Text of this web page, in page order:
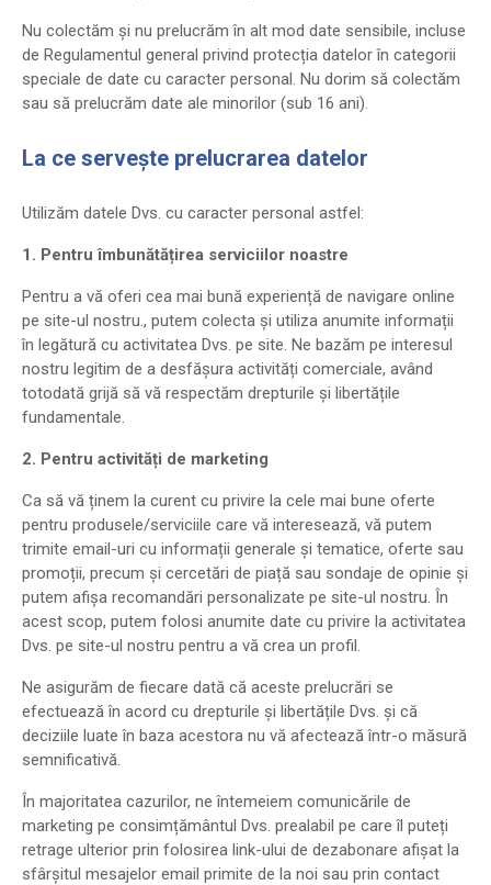
Nu colectăm și nu prelucrăm în alt mod date sensibile, incluse
de Regulamentul general privind protecția datelor în categorii
speciale de date cu caracter personal. Nu dorim să colectăm
sau să prelucrăm date ale minorilor (sub 16 ani).
La ce servește prelucrarea datelor
Utilizăm datele Dvs. cu caracter personal astfel:
1. Pentru îmbunătățirea serviciilor noastre
Pentru a vă oferi cea mai bună experiență de navigare online
pe site-ul nostru., putem colecta și utiliza anumite informații
în legătură cu activitatea Dvs. pe site. Ne bazăm pe interesul
nostru legitim de a desfășura activități comerciale, având
totodată grijă să vă respectăm drepturile și libertățile
fundamentale.
2. Pentru activități de marketing
Ca să vă ținem la curent cu privire la cele mai bune oferte
pentru produsele/serviciile care vă interesează, vă putem
trimite email-uri cu informații generale și tematice, oferte sau
promoții, precum și cercetări de piață sau sondaje de opinie și
putem afișa recomandări personalizate pe site-ul nostru. În
acest scop, putem folosi anumite date cu privire la activitatea
Dvs. pe site-ul nostru pentru a vă crea un profil.
Ne asigurăm de fiecare dată că aceste prelucrări se
efectuează în acord cu drepturile și libertățile Dvs. și că
deciziile luate în baza acestora nu vă afectează într-o măsură
semnificativă.
În majoritatea cazurilor, ne întemeiem comunicările de
marketing pe consimțământul Dvs. prealabil pe care îl puteți
retrage ulterior prin folosirea link-ului de dezabonare afișat la
sfârșitul mesajelor email primite de la noi sau prin contact